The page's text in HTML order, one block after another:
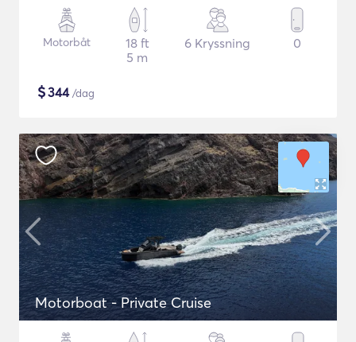
Motorbåt
18 ft
5 m
6 Kryssning 0
$344/dag
Motorboat - Private Cruise